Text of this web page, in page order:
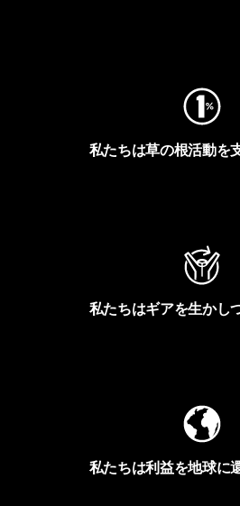
私たちは草の根活動を
私たちはギアを生かし
私たちは利益を地球に